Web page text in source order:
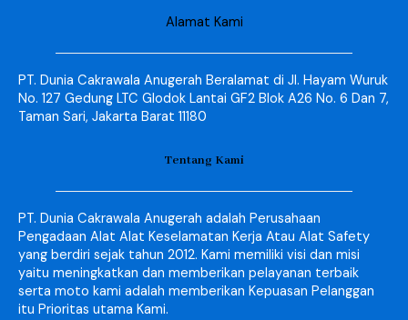
Alamat Kami
PT. Dunia Cakrawala Anugerah Beralamat di Jl. Hayam Wuruk
No. 127 Gedung LTC Glodok Lantai GF2 Blok A26 No. 6 Dan 7,
Taman Sari, Jakarta Barat 11180
Tentang Kami
PT. Dunia Cakrawala Anugerah adalah Perusahaan
Pengadaan Alat Alat Keselamatan Kerja Atau Alat Safety
yang berdiri sejak tahun 2012. Kami memiliki visi dan misi
yaitu meningkatkan dan memberikan pelayanan terbaik
serta moto kami adalah memberikan Kepuasan Pelanggan
itu Prioritas utama Kami.